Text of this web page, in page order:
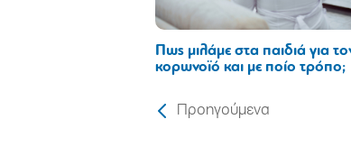
Πως μιλάμε στα παιδιά για
κορωνοϊό και με ποίο τρόπο;
Προηγούμενα